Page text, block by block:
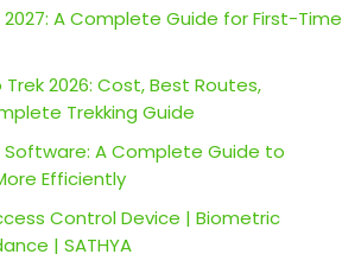
A Complete Guide for First-Time
2026: Cost, Best Routes,
Trekking Guide
A Complete Guide to
Efficiently
Control Device | Biometric
| SATHYA